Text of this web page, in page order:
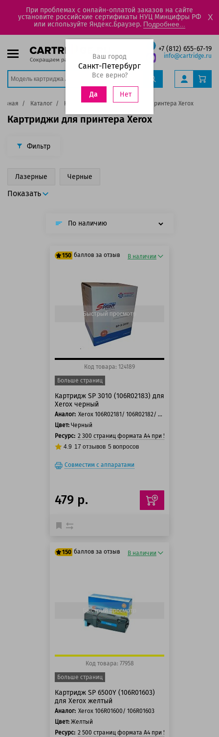
При проблемах с онлайн-оплатой заказов на сайте
установите российские сертификаты НУЦ Минцифры РФ
или используйте Яндекс.Браузер. Подробнее...
X
+7 (812) 655-67-19
info@cartridge.ru
Ваш город
Санкт-Петербург
Все верно?
Да Нет
Каталог Картриджи Картриджи для принтера Xerox
Картриджи для принтера Xerox
Фильтр
Лазерные Черные
Показать
По наличию
150 баллов за отзыв
125 баллов
150 баллов
В наличии
Быстрый просмотр
Код товара: 124189
Больше страниц
Картридж SP 3010 (106R02183) для
Xerox черный
Аналог:
Xerox 106R02181/ 106R02182/ 106R02183
Цвет: Черный
Ресурс: 2 300 страниц формата А4 при 5% заполнении
4.9 17 отзывов 5 вопросов
Совместим с аппаратами
479 р.
150 баллов за отзыв В наличии
Быстрый просмотр
Код товара: 77958
Больше страниц
Картридж SP 6500Y (106R01603)
для Xerox желтый
Аналог: Xerox 106R01600/ 106R01603
Цвет: Желтый
Ресурс: 2 500 страниц формата А4 при 5% заполнении